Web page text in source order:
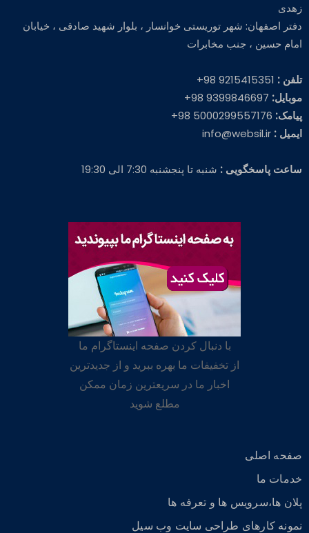
زهدی
دفتر اصفهان: شهر توریستی خوانسار ، بلوار شهید صادقی ، خیابان
امام حسین ، جنب مخابرات
تلفن :
موبایل:
پیامک:
ایمیل :
ساعت پاسخگویی : شنبه تا پنجشنبه 7:30 الی 19:30
با دنبال کردن صفحه اینستاگرام ما
از تخفیفات ما بهره ببرید و از جدیدترین
اخبار ما در سریعترین زمان ممکن
مطلع شوید
صفحه اصلی
خدمات ما
پلان ها،سرویس ها و تعرفه ها
نمونه کارهای طراحی سایت وب سیل